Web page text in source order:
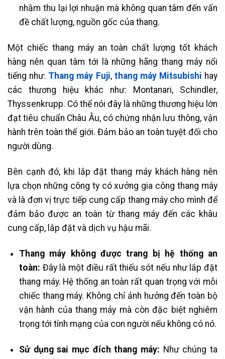
nhằm thu lại lợi nhuận mà không quan tâm đến vấn
đề chất lượng, nguồn gốc của thang.
Một chiếc thang máy an toàn chất lượng tốt khách
hàng nên quan tâm tới là những hãng thang máy nổi
tiếng như: Thang máy Fuji, thang máy Mitsubishi hay
các thương hiệu khác như: Montanari, Schindler,
Thyssenkrupp. Có thể nói đây là những thương hiệu lớn
đạt tiêu chuẩn Châu Âu, có chứng nhận lưu thông, vận
hành trên toàn thế giới. Đảm bảo an toàn tuyệt đối cho
người dùng.
Bên cạnh đó, khi lắp đặt thang máy khách hàng nên
lựa chọn những công ty có xưởng gia công thang máy
và là đơn vị trực tiếp cung cấp thang máy cho mình để
đảm bảo được an toàn từ thang máy đến các khâu
cung cấp, lắp đặt và dịch vụ hậu mãi.
Thang máy không được trang bị hệ thống an
toàn: Đây là một điều rất thiếu sót nếu như lắp đặt
thang máy. Hệ thống an toàn rất quan trọng với mỗi
chiếc thang máy. Không chỉ ảnh hưởng đến toàn bộ
vận hành của thang máy mà còn đặc biệt nghiêm
trọng tới tính mạng của con người nếu không có nó.
Sử dụng sai mục đích thang máy: Như chúng ta